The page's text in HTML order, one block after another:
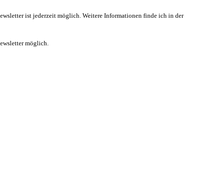
ist jederzeit möglich. Weitere Informationen finde ich in der
möglich.